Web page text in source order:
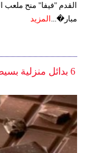
القدم "فيفا" منح ملعب
مبار�... المزيد
6 بدائل منزلية